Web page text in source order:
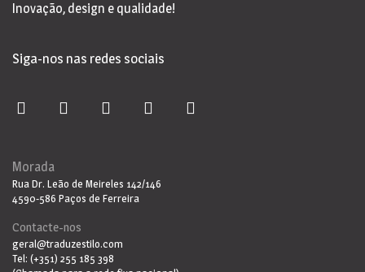
Inovação, design e qualidade!
Siga-nos nas redes sociais
Morada
Rua Dr. Leão de Meireles 142/146
4590-586 Paços de Ferreira
Contacte-nos
geral@traduzestilo.com
Tel: (+351) 255 185 398